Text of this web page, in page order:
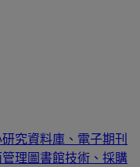
究資料庫、電子期刊
理圖書館技術、採購